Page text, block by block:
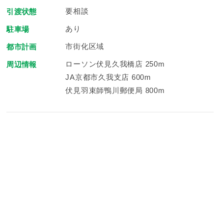
引渡状態 要相談
駐車場 あり
都市計画 市街化区域
周辺情報
ローソン伏見久我橋店 250m
JA京都市久我支店 600m
伏見羽束師鴨川郵便局 800m